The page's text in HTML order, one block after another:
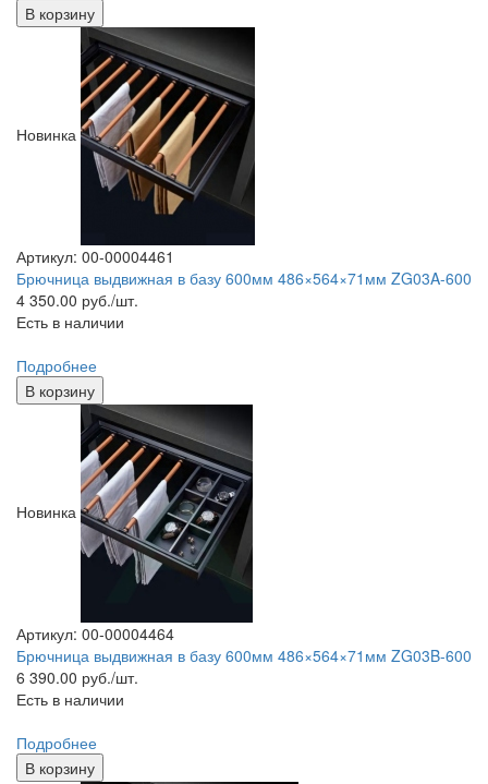
В корзину
Новинка
Артикул: 00-00004461
Брючница выдвижная в базу 600мм 486×564×71мм ZG03A-600
4 350.00 руб./шт.
Есть в наличии
Подробнее
В корзину
Новинка
Артикул: 00-00004464
Брючница выдвижная в базу 600мм 486×564×71мм ZG03B-600
6 390.00 руб./шт.
Есть в наличии
Подробнее
В корзину